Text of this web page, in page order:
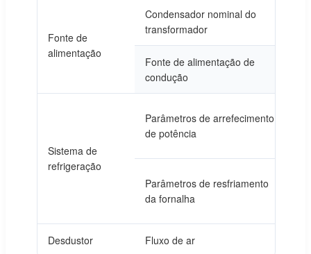
Fonte de
alimentação
Condensador nominal do
transformador
Fonte de alimentação de
condução
Sistema de
refrigeração
Parâmetros de arrefecimento
de potência
Parâmetros de resfriamento
da fornalha
Desdustor Fluxo de ar